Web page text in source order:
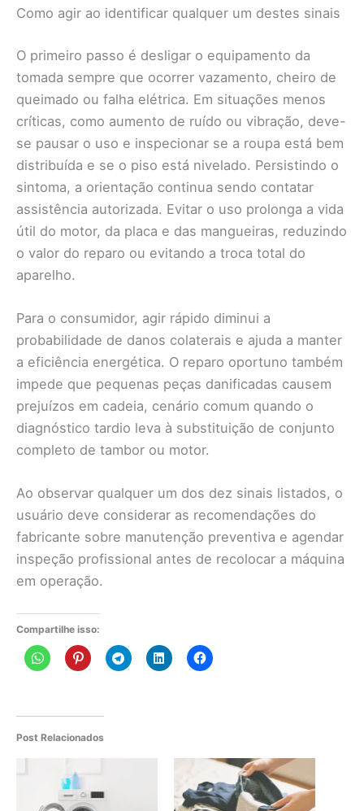
Como agir ao identificar qualquer um destes sinais
O primeiro passo é desligar o equipamento da
tomada sempre que ocorrer vazamento, cheiro de
queimado ou falha elétrica. Em situações menos
críticas, como aumento de ruído ou vibração, deve-
se pausar o uso e inspecionar se a roupa está bem
distribuída e se o piso está nivelado. Persistindo o
sintoma, a orientação continua sendo contatar
assistência autorizada. Evitar o uso prolonga a vida
útil do motor, da placa e das mangueiras, reduzindo
o valor do reparo ou evitando a troca total do
aparelho.
Para o consumidor, agir rápido diminui a
probabilidade de danos colaterais e ajuda a manter
a eficiência energética. O reparo oportuno também
impede que pequenas peças danificadas causem
prejuízos em cadeia, cenário comum quando o
diagnóstico tardio leva à substituição de conjunto
completo de tambor ou motor.
Ao observar qualquer um dos dez sinais listados, o
usuário deve considerar as recomendações do
fabricante sobre manutenção preventiva e agendar
inspeção profissional antes de recolocar a máquina
em operação.
Compartilhe isso:
Post Relacionados